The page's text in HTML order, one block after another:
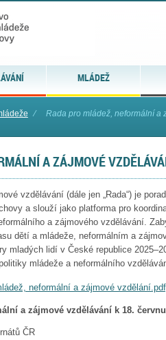
MLÁDEŽ
⁄ Rada pro mládež, neformální a
A ZÁJMOVÉ
vzdělávání (dále jen „Rada“) je
a slouží jako platforma pro
a zájmového vzdělávání.
dětí a mládeže, neformálním a
mladých lidí v České republice
mládeže a neformálního
neformální a zájmové
a zájmové vzdělávání k 18. červnu
ČR